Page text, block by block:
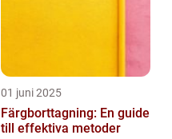
01 juni 2025
Färgborttagning: En guide
till effektiva metoder